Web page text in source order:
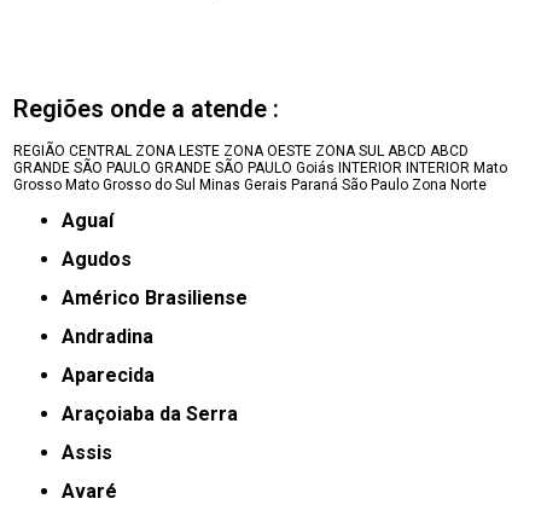
Regiões onde a atende :
REGIÃO CENTRAL ZONA LESTE ZONA OESTE ZONA SUL ABCD ABCD
GRANDE SÃO PAULO GRANDE SÃO PAULO Goiás INTERIOR INTERIOR Mato
Grosso Mato Grosso do Sul Minas Gerais Paraná São Paulo Zona Norte
Aguaí
Agudos
Américo Brasiliense
Andradina
Aparecida
Araçoiaba da Serra
Assis
Avaré